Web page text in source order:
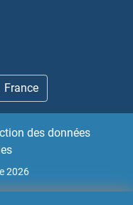
France
des données
2026